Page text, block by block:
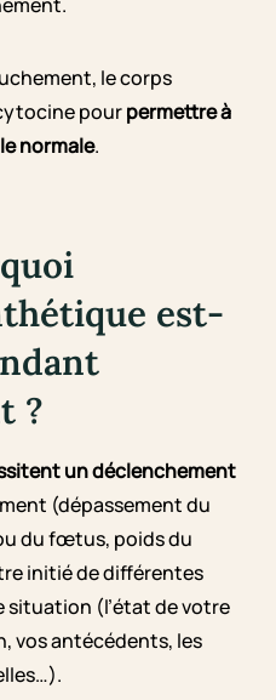
le corps
pourpermettre à
normale.
est-
?
un déclenchement
(dépassement du
du fœtus, poids du
initié de différentes
(l’état de votre
vos antécédents, les